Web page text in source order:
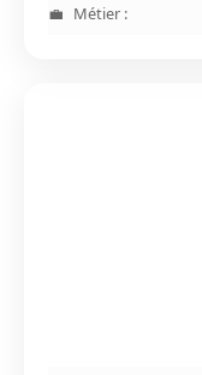
Métier :